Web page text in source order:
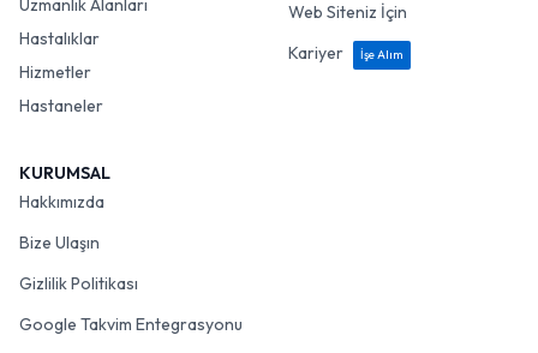
Uzmanlık Alanları
Hastalıklar
Hizmetler
Hastaneler
Web Siteniz İçin
Kariyer
İşe Alım
KURUMSAL
Hakkımızda
Bize Ulaşın
Gizlilik Politikası
Google Takvim Entegrasyonu